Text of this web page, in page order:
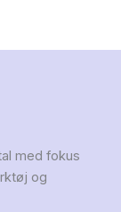
med fokus
og